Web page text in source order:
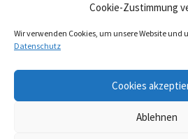
Cookie-Zustimmung
Wir verwenden Cookies, um unsere Website und
Datenschutz
Cookies
Ablehnen